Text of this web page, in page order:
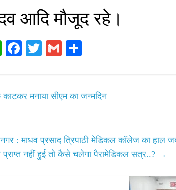
आदि मौजूद रहे।
W
A
Fa
ok
T
r
G
मनाया सीएम का जन्मदिन
नगर : माधव प्रसाद त्रिपाठी मेडिकल कॉलेज का हाल
प्राप्त नहीं हुई तो कैसे चलेगा पैरामेडिकल सत्र..? →